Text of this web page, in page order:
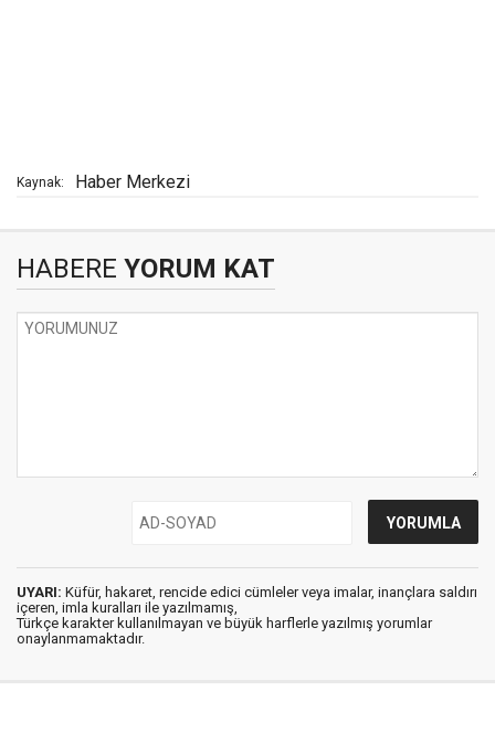
Kaynak: Haber Merkezi
HABERE YORUM KAT
UYARI: Küfür, hakaret, rencide edici cümleler veya imalar, inançlara saldırı
içeren, imla kuralları ile yazılmamış,
Türkçe karakter kullanılmayan ve büyük harflerle yazılmış yorumlar
onaylanmamaktadır.